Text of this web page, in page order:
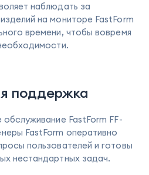
наблюдать за
на мониторе FastForm
времени, чтобы вовремя
поддержка
FastForm FF-
FastForm оперативно
пользователей и готовы
нестандартных задач.